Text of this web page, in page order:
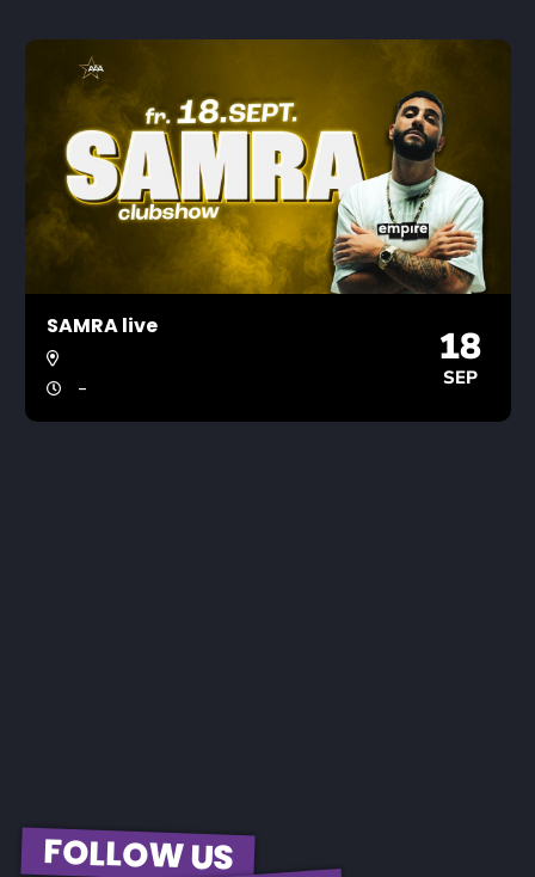
SAMRA live
-
18
SEP
FOLLOW US